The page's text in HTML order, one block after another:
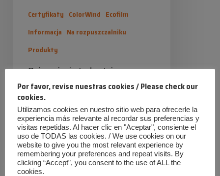
Certyfikaty ColorWind Ecofilm
Informacja Na rozpuszczalniku
Produkty
Osiągnięcia Industrias
Químicas Iris
En Industrias Químicas Iris, creemos
que cada paso hacia la sostenibilidad
cuenta, y estamos dedicados a ser un
ejemplo en la implementación de
soluciones que…
Por favor, revise nuestras cookies / Please check our
cookies.
Utilizamos cookies en nuestro sitio web para ofrecerle la
experiencia más relevante al recordar sus preferencias y
visitas repetidas. Al hacer clic en "Aceptar", consiente el
uso de TODAS las cookies. / We use cookies on our
website to give you the most relevant experience by
remembering your preferences and repeat visits. By
clicking “Accept”, you consent to the use of ALL the
cookies.